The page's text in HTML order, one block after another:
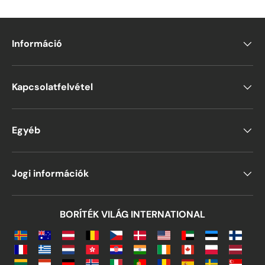
Információ
Kapcsolatfelvétel
Egyéb
Jogi információk
BORÍTÉK VILÁG INTERNATIONAL